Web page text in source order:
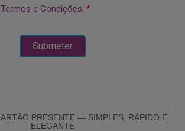
PRESENTE — SIMPLES, RÁPIDO E
ELEGANTE